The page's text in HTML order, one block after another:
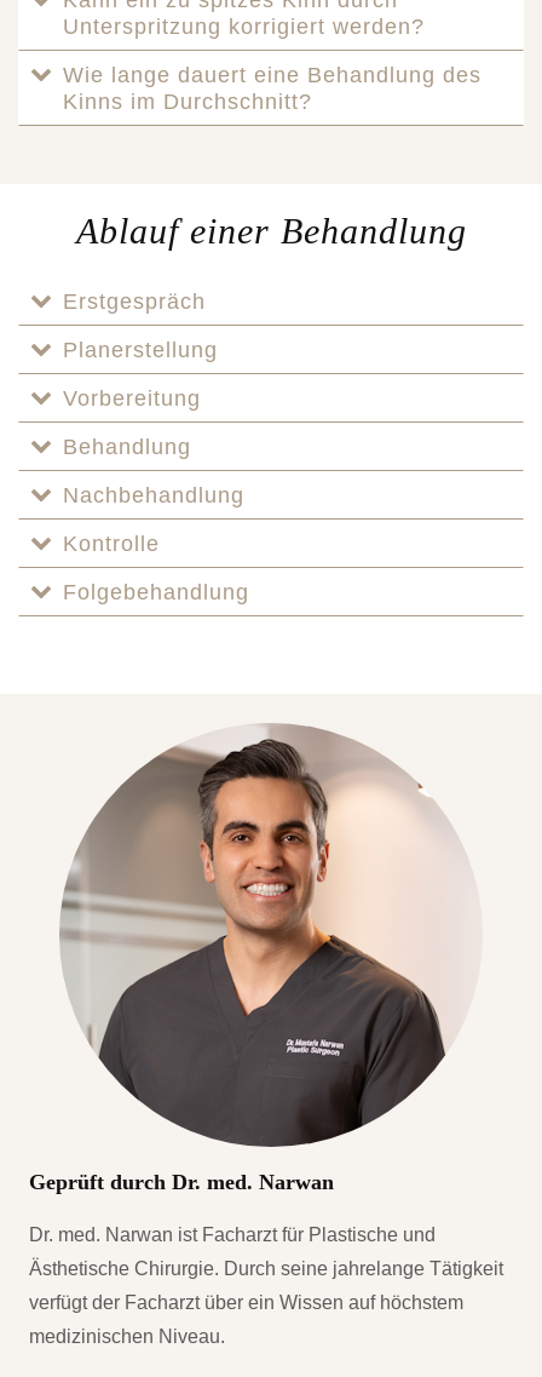
Unterspritzung korrigiert werden?
Wie lange dauert eine Behandlung des
Kinns im Durchschnitt?
Ablauf einer Behandlung
Erstgespräch
Planerstellung
Vorbereitung
Behandlung
Nachbehandlung
Kontrolle
Folgebehandlung
Geprüft durch Dr. med. Narwan
Dr. med. Narwan ist Facharzt für Plastische und
Ästhetische Chirurgie. Durch seine jahrelange Tätigkeit
verfügt der Facharzt über ein Wissen auf höchstem
medizinischen Niveau.